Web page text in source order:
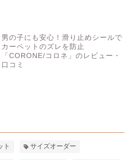
男の子にも安心！滑り止めシールで
カーペットのズレを防止
「CORONE/コロネ」のレビュー・
口コミ
ト サイズオーダー